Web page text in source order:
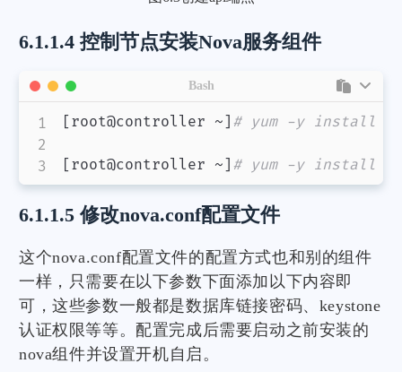
6.1.1.4 控制节点安装Nova服务组件
[ root@controller ~ ] # yum -y install
[ root@controller ~ ] # yum -y install
Bash
6.1.1.5 修改nova.conf配置文件
这个nova.conf配置文件的配置方式也和别的组件
一样，只需要在以下参数下面添加以下内容即
可，这些参数一般都是数据库链接密码、keystone
认证权限等等。配置完成后需要启动之前安装的
nova组件并设置开机自启。